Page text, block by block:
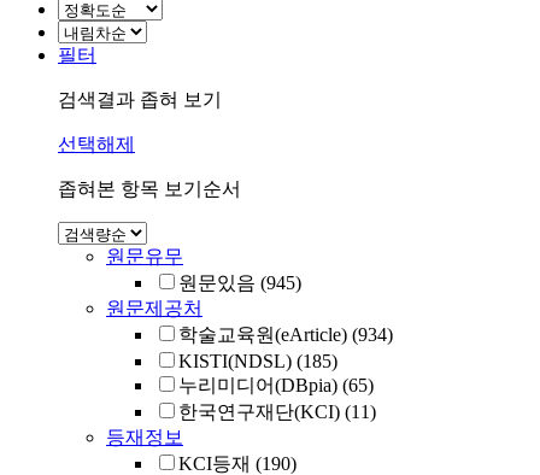
필터
검색결과 좁혀 보기
선택해제
좁혀본 항목 보기순서
원문유무
원문있음 (945)
원문제공처
학술교육원(eArticle) (934)
KISTI(NDSL) (185)
누리미디어(DBpia) (65)
한국연구재단(KCI) (11)
등재정보
KCI등재 (190)